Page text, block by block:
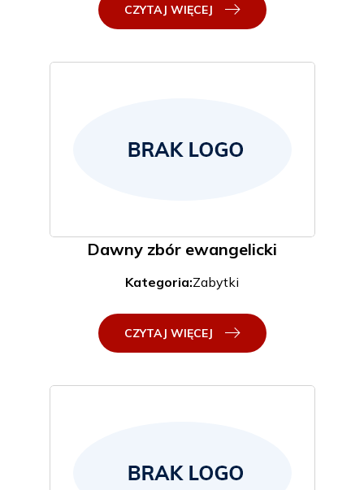
CZYTAJ WIĘCEJ
Dawny zbór ewangelicki
Kategoria:Zabytki
CZYTAJ WIĘCEJ